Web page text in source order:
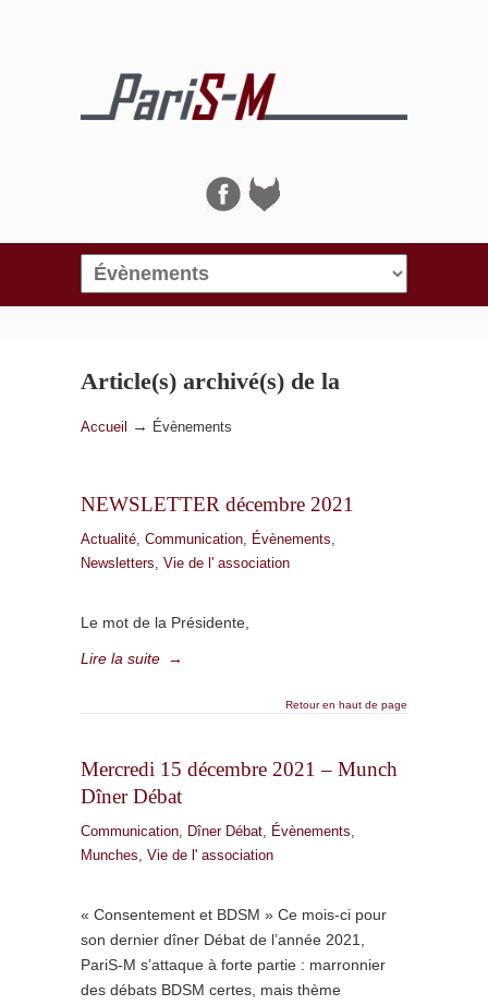
Navigation
Article(s) archivé(s) de la
catégorieÉvènements
Accueil → Évènements
NEWSLETTER décembre 2021
Actualité, Communication, Évènements,
Newsletters, Vie de l' association
Le mot de la Présidente,
Lire la suite →
Retour en haut de page
Mercredi 15 décembre 2021 – Munch
Dîner Débat
Communication, Dîner Débat, Évènements,
Munches, Vie de l' association
« Consentement et BDSM » Ce mois-ci pour
son dernier dîner Débat de l’année 2021,
PariS-M s’attaque à forte partie : marronnier
des débats BDSM certes, mais thème